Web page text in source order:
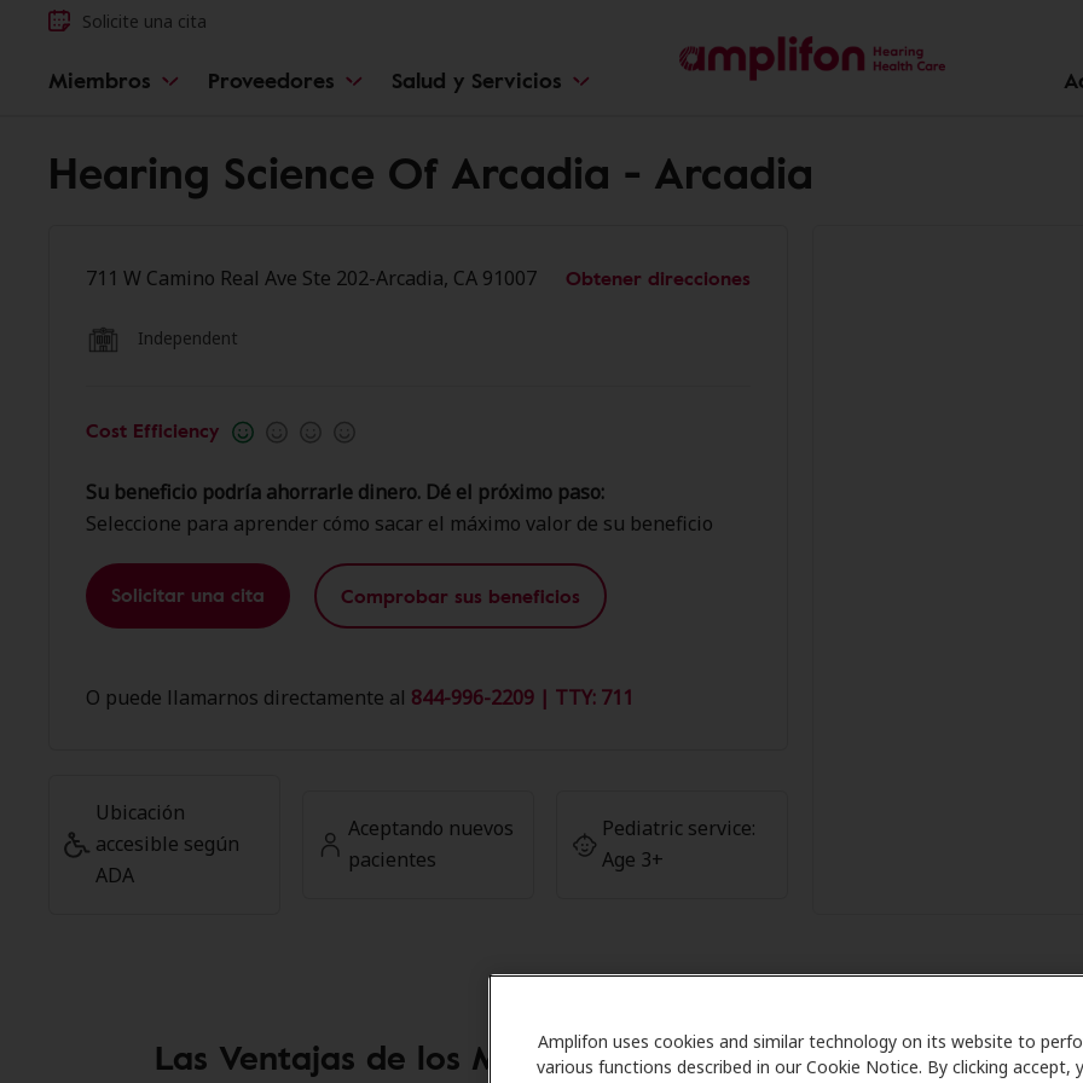
Amplifon uses cookies and similar technology on its website to
various functions described in our Cookie Notice. By clicking accept,
Solicite una cita
Miembros Proveedores Salud y Servicios
Hearing Science Of Arcadia - Arcadia
711 W Camino Real Ave Ste 202-Arcadia, CA 91007 Obtener direcciones
Independent
Cost Efficiency
Su beneficio podría ahorrarle dinero. Dé el próximo paso:
Seleccione para aprender cómo sacar el máximo valor de su beneficio
Solicitar una cita Comprobar sus beneficios
O puede llamarnos directamente al 844-996-2209 | TTY: 711
Ubicación
accesible según
ADA
Aceptando nuevos
pacientes
Pediatric service:
Age 3+
Las Ventajas de los Miembros de Amplifon en Hearing